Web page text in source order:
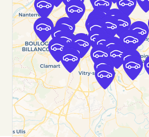
Voir l'agence
Free2Move Rent - GARAGE
WILSON - MONTREUIL (C)
16 RUE MOLIERE
MONTREUIL, 93100
Voir l'agence
Free2Move Rent - PARIS